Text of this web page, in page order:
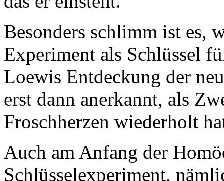
Besonders schlimm ist es,
Experiment als Schlüssel
Loewis Entdeckung der
erst dann anerkannt, als
Froschherzen wiederholt
Auch am Anfang der
Schlüsselexperiment,